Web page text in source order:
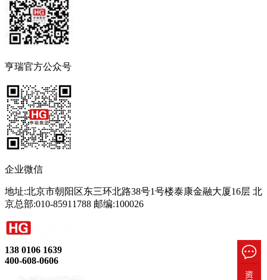
亨瑞官方公众号
企业微信
地址:北京市朝阳区东三环北路38号1号楼泰康金融大厦16层 北
京总部:010-85911788 邮编:100026
138 0106 1639
400-608-0606